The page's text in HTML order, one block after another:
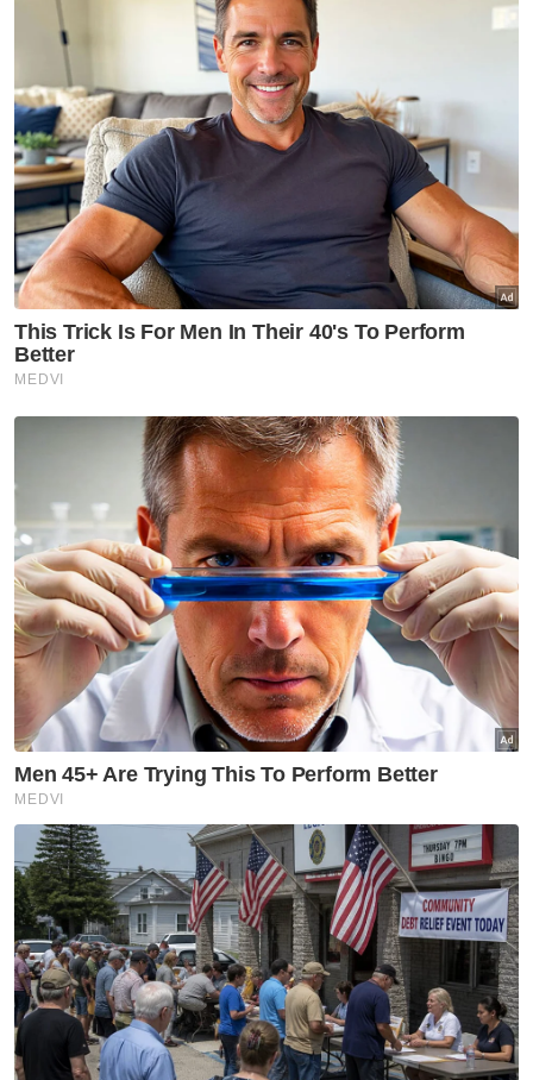
Sementara itu, Amelina berkata, kejayaan
yang diperoleh adalah hadiah yang cukup
bermakna buat seluruh ahli keluarga mereka
yang banyak memberikan sokongan dan
dorongan.
“Tanpa sokongan dan doa daripada mereka,
sukar untuk kami meraih kejayaan dan
urusan kami dipermudahkan,” ujarnya.
Amelia (kiri) dan Amelina (kanan) masing-masing menerima
ijazah mereka pada Majlis Konvokesyen UIAM pada Rabu.
Jelasnya, ia juga membuktikan masyarakat
Orang Asli juga mampu berjaya dalam bidang